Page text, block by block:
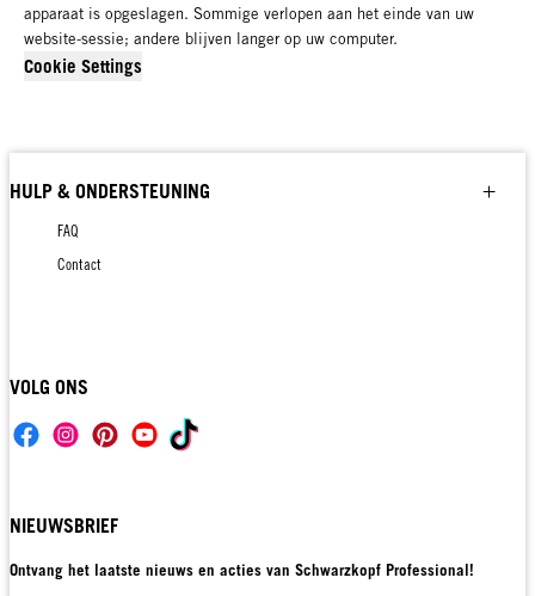
apparaat is opgeslagen. Sommige verlopen aan het einde van uw
website-sessie; andere blijven langer op uw computer.
Cookie Settings
HULP & ONDERSTEUNING
FAQ
Contact
VOLG ONS
NIEUWSBRIEF
Ontvang het laatste nieuws en acties van Schwarzkopf Professional!